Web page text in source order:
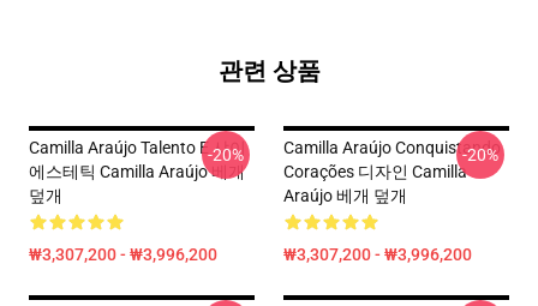
관련 상품
Camilla Araújo Talento E 샤이
에스테틱 Camilla Araújo 베개
덮개
₩3,307,200 - ₩3,996,200
-20%
Camilla Araújo Conquistando
Corações 디자인 Camilla
Araújo 베개 덮개
₩3,307,200 - ₩3,996,200
-20%